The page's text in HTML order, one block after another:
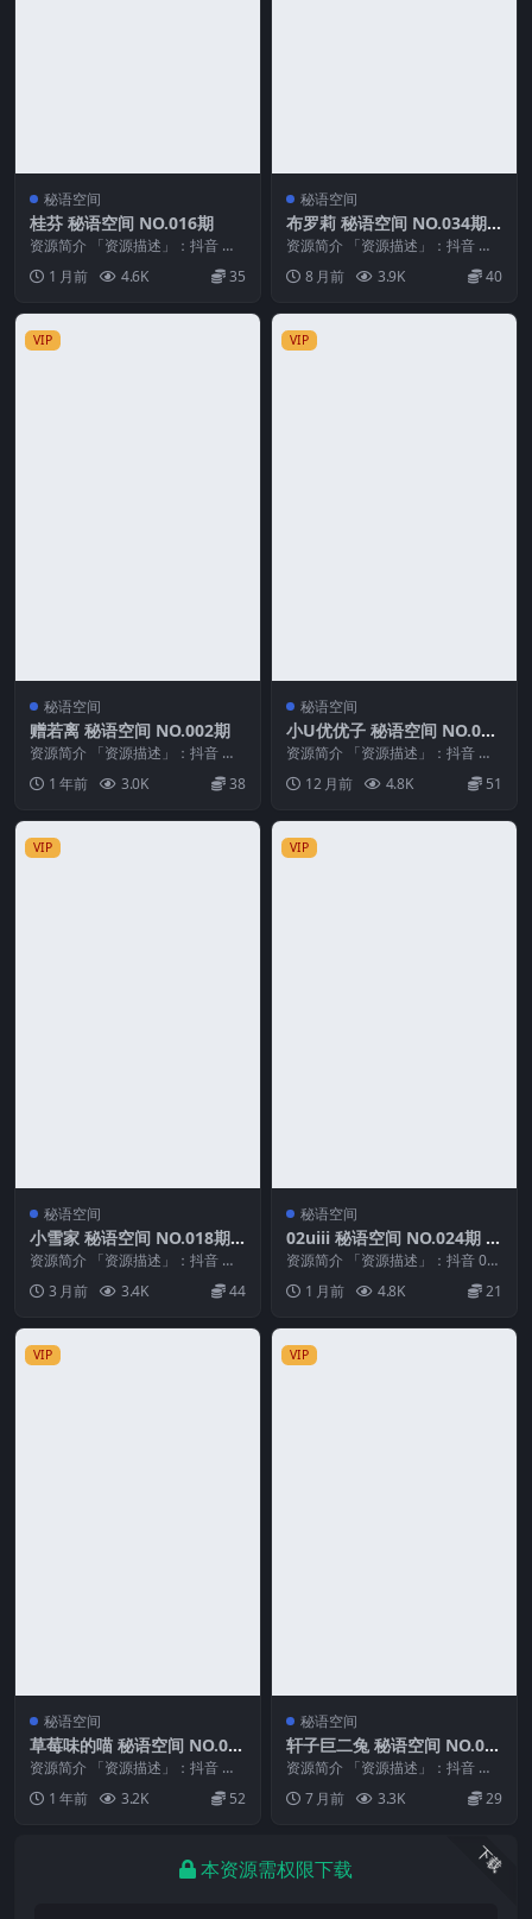
秘语空间
桂芬 秘语空间 NO.016期
资源简介 「资源描述」：抖音 桂
芬 秘语空间 NO.016期 【33P】
「资源...
1 月前 4.6K 35
秘语空间
布罗莉 秘语空间 NO.034期
最新至：2025.12.22
资源简介 「资源描述」：抖音 布
罗莉 秘语空间 NO.034期 【4V】
最新至：...
8 月前 3.9K 40
VIP
秘语空间
赠若离 秘语空间 NO.002期
资源简介 「资源描述」：抖音 赠
若离 秘语空间 NO.002期 【20P4
V】 ...1 年前 3.0K 38
VIP
秘语空间
小U优优子 秘语空间 NO.020
期 最新至：2025.8.13
资源简介 「资源描述」：抖音 小u
优优子 秘语空间 NO.020期 【17P
8V...12 月前 4.8K 51
VIP
秘语空间
小雪家 秘语空间 NO.018期
最新至：2026.4.29
资源简介 「资源描述」：抖音 小
雪家 秘语空间 NO.018期 【20P】
最新至...
3 月前 3.4K 44
VIP
秘语空间
02uiii 秘语空间 NO.024期 最
新至：2026.6.27
资源简介 「资源描述」：抖音 02
uiii 秘语空间 NO.024期 【22P4...
1 月前 4.8K 21
VIP
秘语空间
草莓味的喵 秘语空间 NO.00
1期 最新至：2025.6.2
资源简介 「资源描述」：抖音 草
莓味的喵 秘语空间 NO.001期 【1
4P1V...
1 年前 3.2K 52
VIP
秘语空间
轩子巨二兔 秘语空间 NO.01
4期 最新至：2026.1.9
资源简介 「资源描述」：抖音 轩
子巨二兔 秘语空间 NO.014期 【3
3P】最...
7 月前 3.3K 29
下载
本资源需权限下载